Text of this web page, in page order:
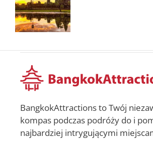
BangkokAttractions to Twój
kompas podczas podróży do i
najbardziej intrygującymi